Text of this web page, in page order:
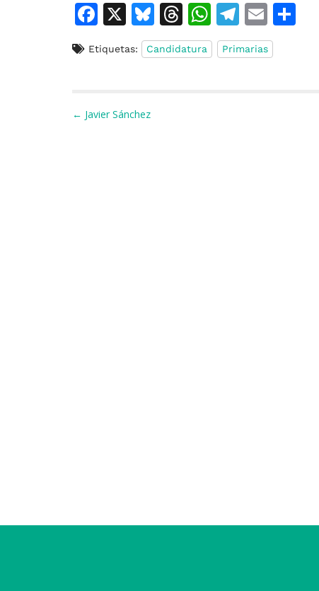
F
c
b
o
X
Bl
u
e
T
h
re
W
h
at
T
el
e
E
m
ai
Etiquetas: Candidatura Primarias
Navegación de entradas
← Javier Sánchez